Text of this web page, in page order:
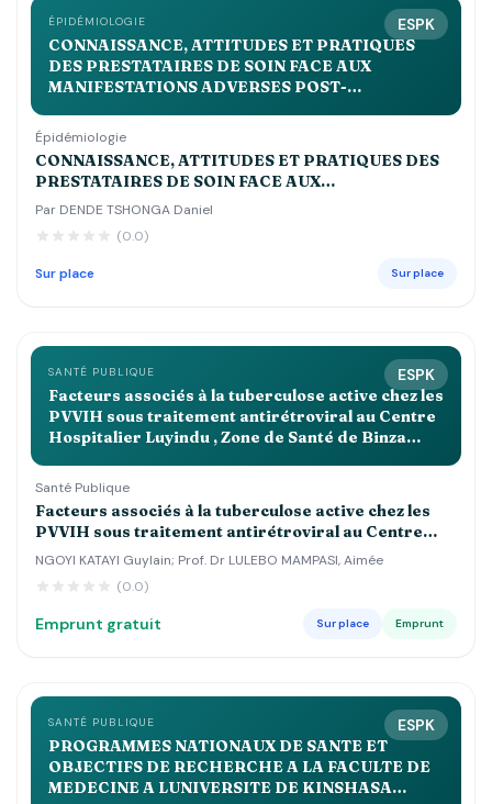
ESPK
ÉPIDÉMIOLOGIE
CONNAISSANCE, ATTITUDES ET PRATIQUES
DES PRESTATAIRES DE SOIN FACE AUX
MANIFESTATIONS ADVERSES POST-
KALEME EN 2023
Épidémiologie
CONNAISSANCE, ATTITUDES ET PRATIQUES DES
PRESTATAIRES DE SOIN FACE AUX
MANIFESTATIONS ADVERSES POST-
KALEME EN 2023
Par DENDE TSHONGA Daniel
(0.0)
Sur place Sur place
ESPK
SANTÉ PUBLIQUE
Facteurs associés à la tuberculose active chez les
PVVIH sous traitement antirétroviral au Centre
Hospitalier Luyindu , Zone de Santé de Binza
Santé Publique
Facteurs associés à la tuberculose active chez les
PVVIH sous traitement antirétroviral au Centre
Hospitalier Luyindu , Zone de Santé de Binza Ozone
Kinshasa 2021 2022
NGOYI KATAYI Guylain; Prof. Dr LULEBO MAMPASI, Aimée
(0.0)
Emprunt gratuit Sur place Emprunt
ESPK
SANTÉ PUBLIQUE
PROGRAMMES NATIONAUX DE SANTE ET
OBJECTIFS DE RECHERCHE A LA FACULTE DE
MEDECINE A LUNIVERSITE DE KINSHASA